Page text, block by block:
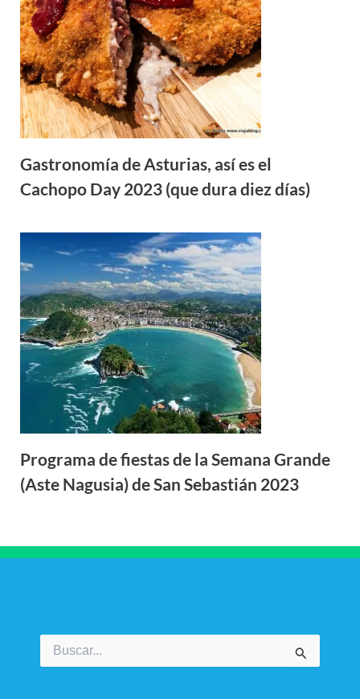
Gastronomía de Asturias, así es el
Cachopo Day 2023 (que dura diez días)
Programa de fiestas de la Semana Grande
(Aste Nagusia) de San Sebastián 2023
por: